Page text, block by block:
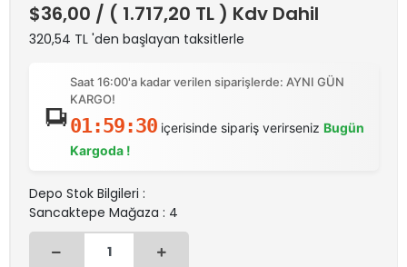
$36,00 / ( 1.717,20 TL ) Kdv Dahil
320,54 TL 'den başlayan taksitlerle
Saat 16:00'a kadar verilen siparişlerde: AYNI GÜN
KARGO!
01:59:30içerisinde sipariş verirseniz Bugün
Kargoda !
Depo Stok Bilgileri :
Sancaktepe Mağaza : 4